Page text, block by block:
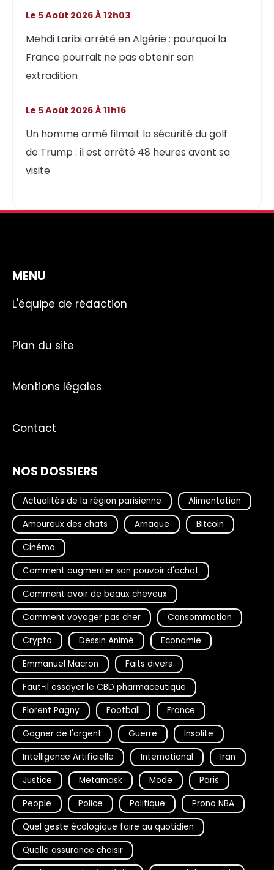
Mehdi Laribi arrêté en Algérie : pourquoi la
France pourrait ne pas obtenir son
extradition
Le 5 Août 2026 À 12h03
Un homme armé filmait la sécurité du golf
de Trump : il est arrêté 48 heures avant sa
visite
Le 5 Août 2026 À 11h16
MENU
L'équipe de rédaction
Plan du site
Mentions légales
Contact
NOS DOSSIERS
Actualités de la région parisienne
Alimentation
Amoureux des chats
Arnaque
Bitcoin
Cinéma
Comment augmenter son pouvoir d'achat
Comment avoir de beaux cheveux
Comment voyager pas cher
Consommation
Crypto
Dessin Animé
Economie
Emmanuel Macron
Faits divers
Faut-il essayer le CBD pharmaceutique
Florent Pagny
Football
France
Gagner de l'argent
Guerre
Insolite
Intelligence Artificielle
International
Iran
Justice
Metamask Mode
Paris
People
Police Politique
Prono NBA
Quel geste écologique faire au quotidien
Quelle assurance choisir